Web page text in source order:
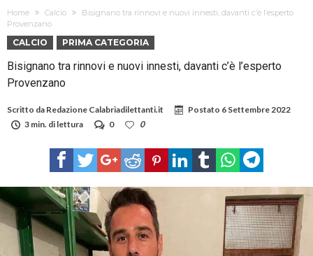
Home Calcio
Bisignano tra rinnovi e nuovi innesti, davanti c’è l’esperto
Provenzano
CALCIO PRIMA CATEGORIA
Bisignano tra rinnovi e nuovi innesti, davanti c’è l’esperto
Provenzano
Scritto da Redazione Calabriadilettanti.it Postato 6 Settembre 2022
3 min. di lettura
0 0